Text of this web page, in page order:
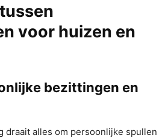
voor huizen en
bezittingen en
draait alles om persoonlijke spullen